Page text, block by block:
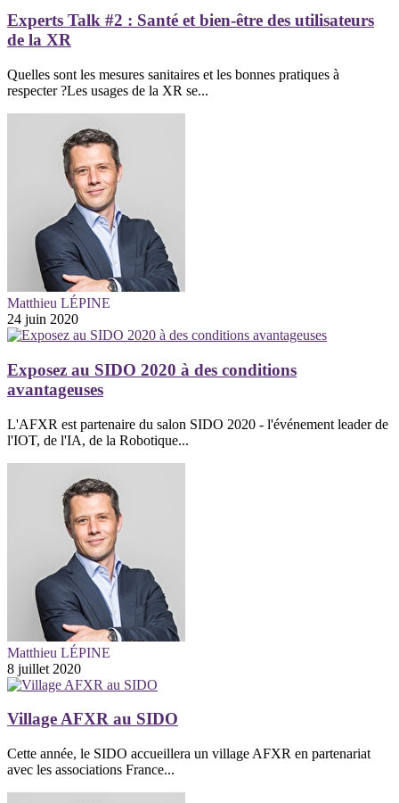
Experts Talk #2 : Santé et bien-être des utilisateurs
de la XR
Quelles sont les mesures sanitaires et les bonnes pratiques à
respecter ?Les usages de la XR se...
Matthieu LÉPINE
24 juin 2020
Exposez au SIDO 2020 à des conditions
avantageuses
L'AFXR est partenaire du salon SIDO 2020 - l'événement leader de
l'IOT, de l'IA, de la Robotique...
Matthieu LÉPINE
8 juillet 2020
Village AFXR au SIDO
Cette année, le SIDO accueillera un village AFXR en partenariat
avec les associations France...